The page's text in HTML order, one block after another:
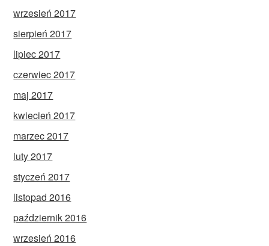
wrzesień 2017
sierpień 2017
lipiec 2017
czerwiec 2017
maj 2017
kwiecień 2017
marzec 2017
luty 2017
styczeń 2017
listopad 2016
październik 2016
wrzesień 2016